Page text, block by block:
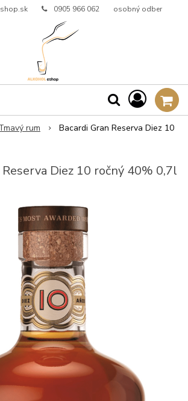
0905 966 062 osobný odber
rum
Bacardi Gran Reserva Diez 10
Reserva Diez 10 ročný 40% 0,7l